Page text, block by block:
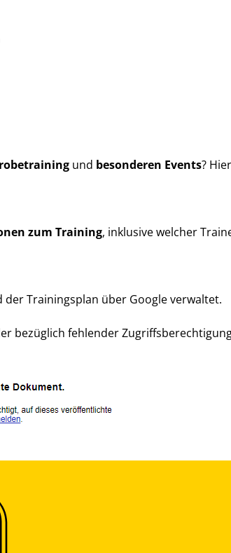
und besonderen Events?
zum Training, inklusive welcher
Trainingsplan über Google verwaltet.
bezüglich fehlender